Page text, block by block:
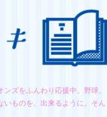
ズをふんわり応援中。野球、
いものを、出来るように。そん